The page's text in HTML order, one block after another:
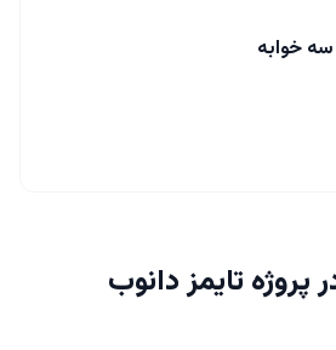
پروژه تایمز دانوب